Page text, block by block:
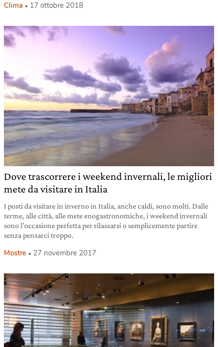
Clima 17 ottobre 2018
Dove trascorrere i weekend invernali, le migliori
mete da visitare in Italia
I posti da visitare in inverno in Italia, anche caldi, sono molti. Dalle
terme, alle città, alle mete enogastronomiche, i weekend invernali
sono l’occasione perfetta per rilassarsi o semplicemente partire
senza pensarci troppo.
Mostre 27 novembre 2017